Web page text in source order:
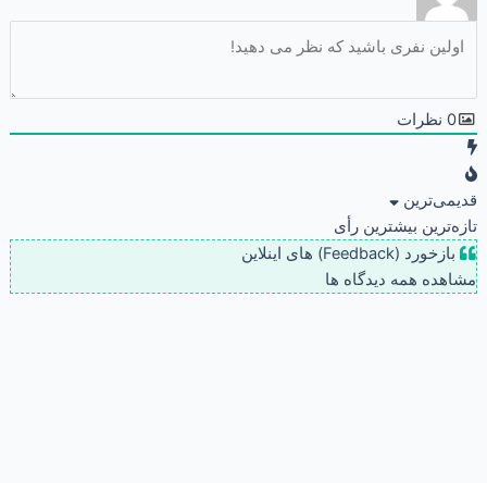
0 نظرات
قدیمی‌ترین
تازه‌ترین بیشترین رأی
بازخورد (Feedback) های اینلاین
مشاهده همه دیدگاه ها